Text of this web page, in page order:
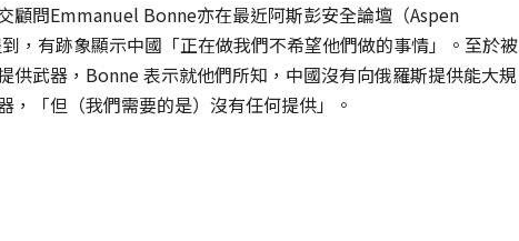
顧問Emmanuel Bonne亦在最近阿斯彭安全論壇（Aspen
，有跡象顯示中國「正在做我們不希望他們做的事情」。至於被
供武器，Bonne 表示就他們所知，中國沒有向俄羅斯提供能大規
，「但（我們需要的是）沒有任何提供」。